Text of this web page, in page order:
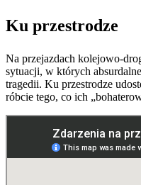
Ku przestrodze
Na przejazdach kolejowo-
sytuacji, w których
tragedii. Ku przestrodze
róbcie tego, co ich